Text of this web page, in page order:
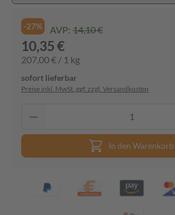
-27% AVP: 14,10 €
10,35 €
207,00 € / 1 kg
sofort lieferbar
Preise inkl. MwSt. ggf. zzgl. Versandkosten
In den Warenkorb